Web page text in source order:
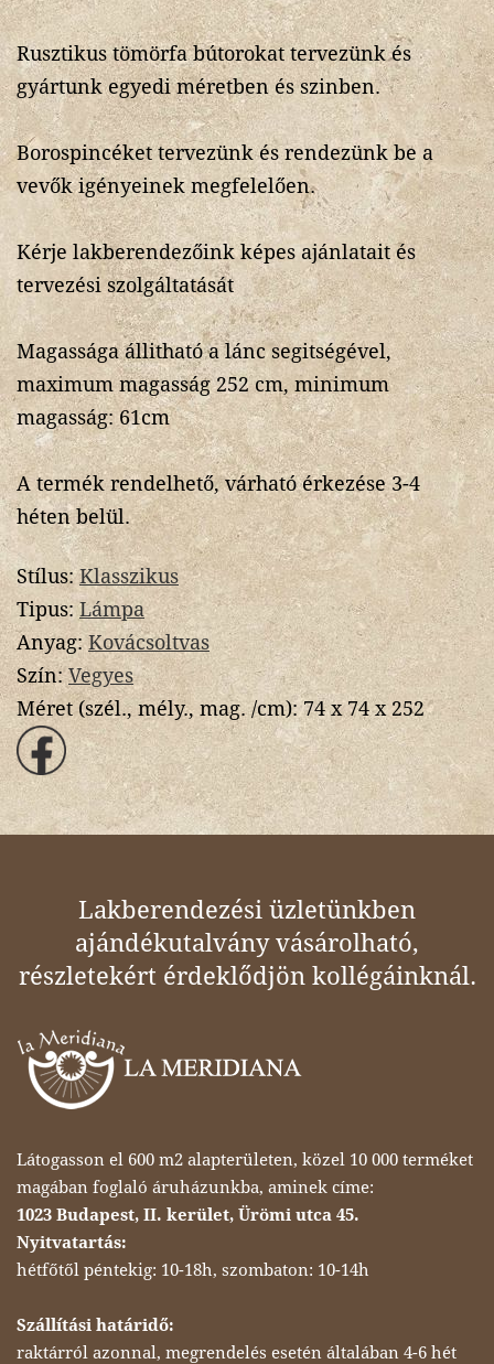
Rusztikus tömörfa bútorokat tervezünk és
gyártunk egyedi méretben és szinben.
Borospincéket tervezünk és rendezünk be a
vevők igényeinek megfelelően.
Kérje lakberendezőink képes ajánlatait és
tervezési szolgáltatását
Magassága állitható a lánc segitségével,
maximum magasság 252 cm, minimum
magasság: 61cm
A termék rendelhető, várható érkezése 3-4
héten belül.
Stílus:Klasszikus
Tipus: Lámpa
Anyag:Kovácsoltvas
Szín:Vegyes
Méret (szél., mély., mag. /cm):74 x 74 x 252
Lakberendezési üzletünkben
ajándékutalvány vásárolható,
részletekért érdeklődjön kollégáinknál.
Látogasson el 600 m2 alapterületen, közel 10 000 terméket
magában foglaló áruházunkba, aminek címe:
1023 Budapest, II. kerület, Ürömi utca 45.
Nyitvatartás:
hétfőtől péntekig: 10-18h, szombaton: 10-14h
Szállítási határidő:
raktárról azonnal, megrendelés esetén általában 4-6 hét